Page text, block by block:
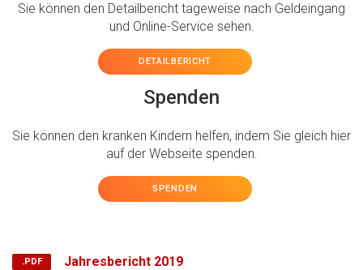
Sie können den Detailbericht tageweise nach Geldeingang
und Online-Service sehen.
DETAILBERICHT
Spenden
Sie können den kranken Kindern helfen, indem Sie gleich hier
auf der Webseite spenden.
SPENDEN
Jahresbericht 2019